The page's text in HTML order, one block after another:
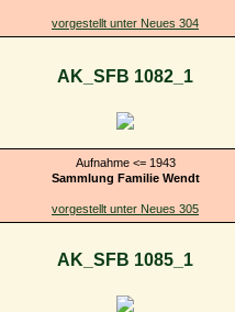
vorgestellt unter Neues 304
AK_SFB 1082_1
Aufnahme <= 1943
Sammlung Familie Wendt
vorgestellt unter Neues 305
AK_SFB 1085_1